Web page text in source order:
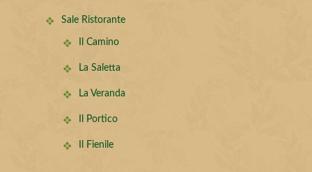
Sale Ristorante
Il Camino
La Saletta
La Veranda
Il Portico
Il Fienile